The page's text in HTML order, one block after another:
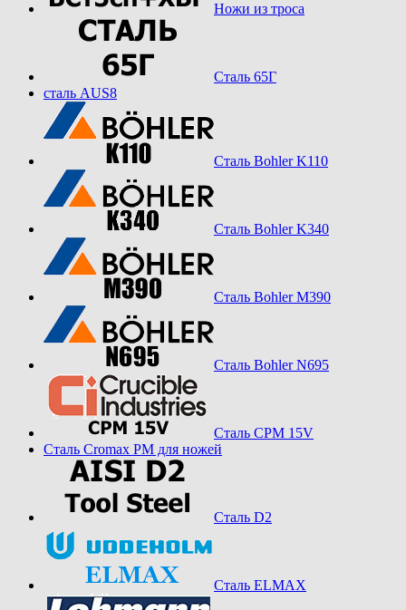
Ножи из троса
Сталь 65Г
сталь AUS8
Сталь Bohler K110
Сталь Bohler K340
Сталь Bohler M390
Сталь Bohler N695
Сталь CPM 15V
Сталь Cromax PM для ножей
Сталь D2
Сталь ELMAX